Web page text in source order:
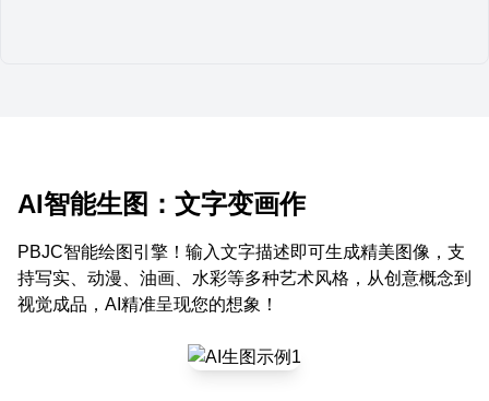
AI智能生图：文字变画作
PBJC智能绘图引擎！输入文字描述即可生成精美图像，支
持写实、动漫、油画、水彩等多种艺术风格，从创意概念到
视觉成品，AI精准呈现您的想象！